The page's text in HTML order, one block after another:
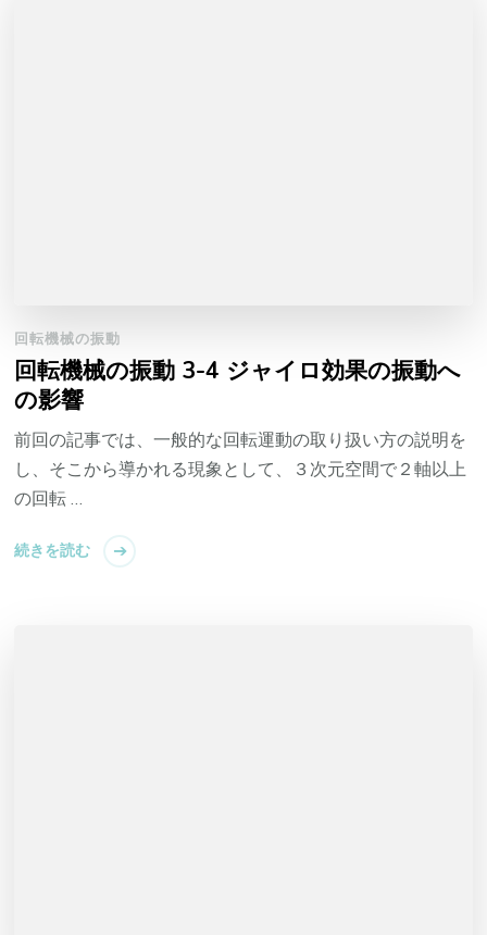
回転機械の振動
回転機械の振動 3-4 ジャイロ効果の振動へ
の影響
前回の記事では、一般的な回転運動の取り扱い方の説明を
し、そこから導かれる現象として、３次元空間で２軸以上
の回転 …
続きを読む